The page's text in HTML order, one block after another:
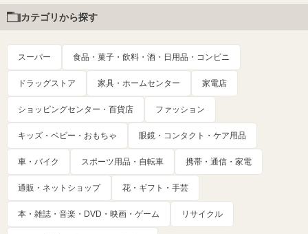
カテゴリから探す
スーパー 食品・菓子・飲料・酒・日用品・コンビニ
ドラッグストア 家具・ホームセンター 家電店
ショッピングセンター・百貨店 ファッション
キッズ・ベビー・おもちゃ 眼鏡・コンタクト・ケア用品
車・バイク スポーツ用品・自転車 携帯・通信・家電
通販・ネットショップ 花・ギフト・手芸
本・雑誌・音楽・DVD・映画・ゲーム リサイクル